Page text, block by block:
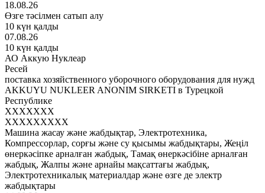
18.08.26
Өзге тәсілмен сатып алу
10 күн қалды
07.08.26
10 күн қалды
АО Аккую Нуклеар
Ресей
поставка хозяйственного уборочного оборудования для нужд
AKKUYU NUKLEER ANONIM SIRKETI в Турецкой
Республике
XXXXXXX
XXXXXXXXX
Машина жасау және жабдықтар, Электротехника,
Компрессорлар, сорғы және су қысымы жабдықтары, Жеңіл
өнеркәсіпке арналған жабдық, Тамақ өнеркәсібіне арналған
жабдық, Жалпы және арнайы мақсаттағы жабдық,
Электротехникалық материалдар және өзге де электр
жабдықтары